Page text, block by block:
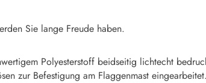
Sie lange Freude haben.
Polyesterstoff beidseitig lichtecht
zur Befestigung am Flaggenmast eingearbeitet.